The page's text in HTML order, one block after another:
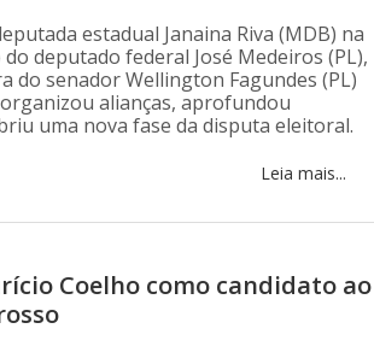
estadual Janaina Riva (MDB) na
deputado federal José Medeiros (PL),
do senador Wellington Fagundes (PL)
alianças, aprofundou
uma nova fase da disputa eleitoral.
Leia mais...
Coelho como candidato ao